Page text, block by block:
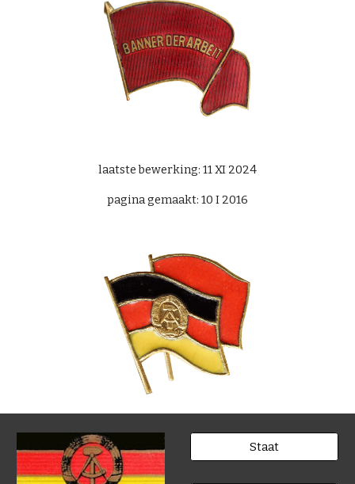
laatste bewerking: 11 XI 2024
pagina gemaakt: 10 I 2016
Staat